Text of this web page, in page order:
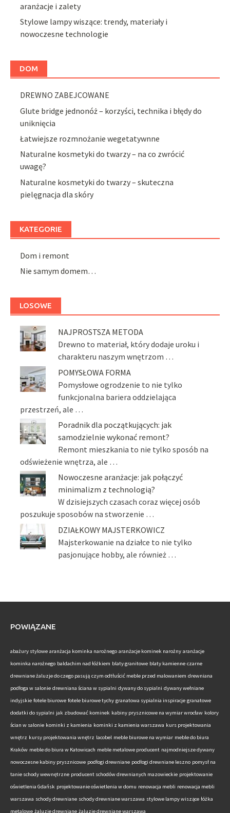
aranżacje i zalety
Stylowe lampy wiszące: trendy, materiały i
nowoczesne technologie
DOM
DREWNO ZABEJCOWANE
Glute bridge jednonóż – korzyści, technika i błędy do
uniknięcia
Łatwiejsze rozmnożanie wegetatywnne
Naturalne kosmetyki do twarzy – na co zwrócić
uwagę?
Naturalne kosmetyki do twarzy – skuteczna
pielęgnacja dla skóry
KATEGORIE
Dom i remont
Nie samym domem…
LOSOWE
NAJPROSTSZA METODA
Drewno to materiał, który dodaje uroku i
charakteru naszym wnętrzom …
POMYSŁOWA FORMA
Pomysłowe ogrodzenie to nie tylko
funkcjonalna bariera oddzielająca
przestrzeń, ale …
Poradnik dla początkujących: jak
samodzielnie wykonać remont?
Remont mieszkania to nie tylko sposób na
odświeżenie wnętrza, ale …
Nowoczesne aranżacje: jak połączyć
minimalizm z technologią?
W dzisiejszych czasach coraz więcej osób
poszukuje sposobów na stworzenie …
DZIAŁKOWY MAJSTERKOWICZ
Majsterkowanie na działce to nie tylko
pasjonujące hobby, ale również …
POWIĄZANE
abażury stylowe aranżacja kominka narożnego aranżacje kominek narożny aranżacje
kominka narożnego baldachim nad łóżkiem blaty granitowe blaty kamienne czarne
drewniane żaluzje do czego pasują czym odtłuścić meble przed malowaniem drewniana
podłoga w salonie drewniana ściana w sypialni dywany do sypialni dywany wełniane
indyjskie fotele biurowe fotele biurowe tychy granatowa sypialnia inspiracje granatowe
dodatki do sypialni jak zbudować kominek kabiny prysznicowe na wymiar wrocław kolory
ścian w salonie kominki z kamienia kominki z kamienia warszawa kurs projektowania
wnętrz kursy projektowania wnętrz lacobel meble biurowe na wymiar meble do biura
Kraków meble do biura w Katowicach meble metalowe producent najmodniejsze dywany
nowoczesne kabiny prysznicowe podłogi drewniane podłogi drewniane leszno pomysł na
tanie schody wewnętrzne producent schodów drewnianych mazowieckie projektowanie
oświetlenia Gdańsk projektowanie oświetlenia w domu renowacja mebli renowacja mebli
warszawa schody drewniane schody drewniane warszawa stylowe lampy wiszące łóżka
metalowe żaluzje drewniane żaluzje drewniane warszawa